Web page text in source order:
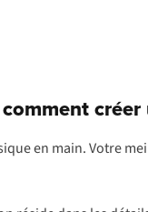
en main. Votre